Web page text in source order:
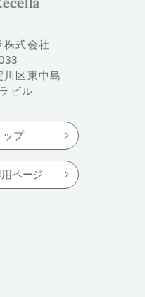
株式会社
川区東中島
ビル
ップ
ページ